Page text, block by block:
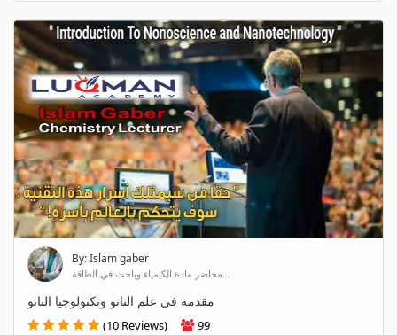
By: Islam gaber
محاضر مادة الكيمياء وباحث في الطاقة...
مقدمة فى علم النانو وتكنولوجيا النانو
(10 Reviews) 99